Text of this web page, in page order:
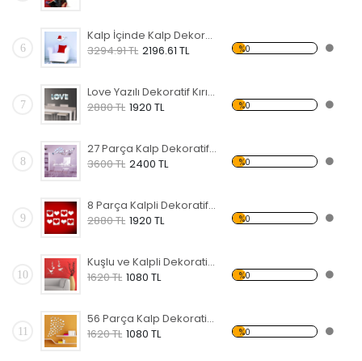
6
Kalp İçinde Kalp Dekoratif Kırılmaz Ayna
3294.91 TL 2196.61 TL %0
7
Love Yazılı Dekoratif Kırılmaz Ayna
2880 TL 1920 TL %0
8
27 Parça Kalp Dekoratif Kırılmaz Ayna
3600 TL 2400 TL %0
9
8 Parça Kalpli Dekoratif Kırılmaz Ayna
2880 TL 1920 TL %0
10
Kuşlu ve Kalpli Dekoratif Kırılmaz Ayna
1620 TL 1080 TL %0
11
56 Parça Kalp Dekoratif Kırılmaz Ayna
1620 TL 1080 TL %0